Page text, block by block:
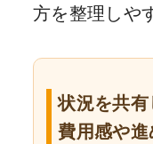
方を整理しや
状況を共有
費用感や